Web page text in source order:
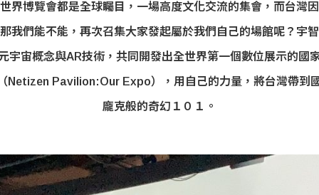
界博覽會都是全球矚目，一場高度文化交流的集會，而台灣
我們能不能，再次召集大家發起屬於我們自己的場館呢？宇
宇宙概念與AR技術，共同開發出全世界第一個數位展示的國
Netizen Pavilion:Our Expo），用自己的力量，將台灣帶到
龐克般的奇幻１０１。